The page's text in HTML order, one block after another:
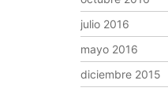
julio 2016
mayo 2016
diciembre 2015